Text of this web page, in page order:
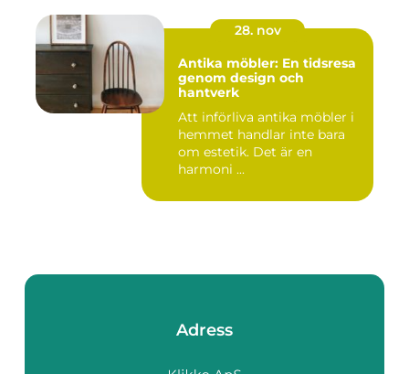
28. nov
Antika möbler: En tidsresa
genom design och
hantverk
Att införliva antika möbler i
hemmet handlar inte bara
om estetik. Det är en
harmoni ...
Adress